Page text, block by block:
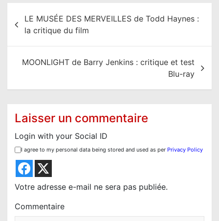
d
LE MUSÉE DES MERVEILLES de Todd Haynes :
la critique du film
MOONLIGHT de Barry Jenkins : critique et test
Blu-ray
Laisser un commentaire
Login with your Social ID
I agree to my personal data being stored and used as per Privacy Policy
Votre adresse e-mail ne sera pas publiée.
Commentaire